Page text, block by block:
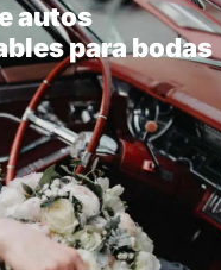
autos
para bodas